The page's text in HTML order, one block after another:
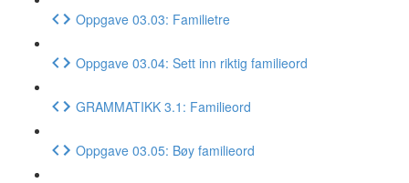
Oppgave 03.03: Familietre
Oppgave 03.04: Sett inn riktig familieord
GRAMMATIKK 3.1: Familieord
Oppgave 03.05: Bøy familieord